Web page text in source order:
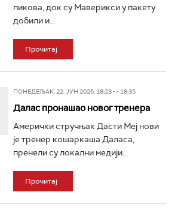
пикова, док су Маверикси у пакету
добили и...
Прочитај
ПОНЕДЕЉАК, 22. ЈУН 2026, 18:23 -> 18:35
Далас пронашао новог тренера
Амерички стручњак Дасти Меј нови
је тренер кошаркаша Даласа,
пренели су локални медији...
Прочитај